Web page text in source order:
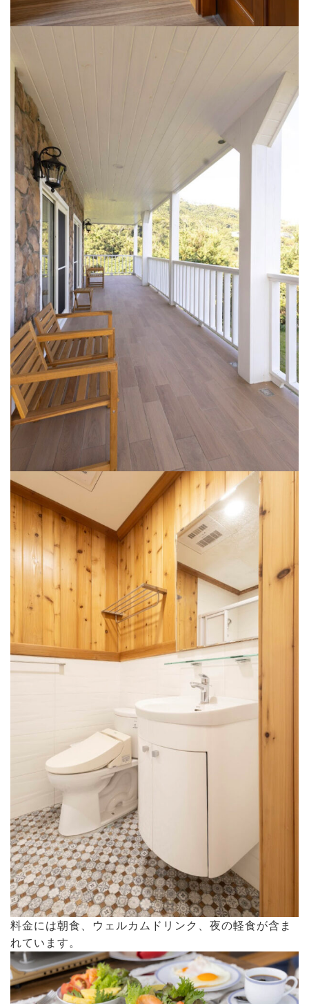
料金には朝食、ウェルカムドリンク、夜の軽食が含ま
れています。